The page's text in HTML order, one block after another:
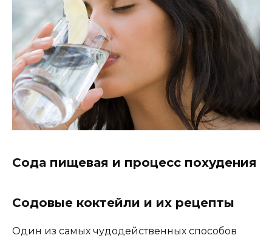
Сода пищевая и процесс похудения
Содовые коктейли и их рецепты
Один из самых чудодейственных способов